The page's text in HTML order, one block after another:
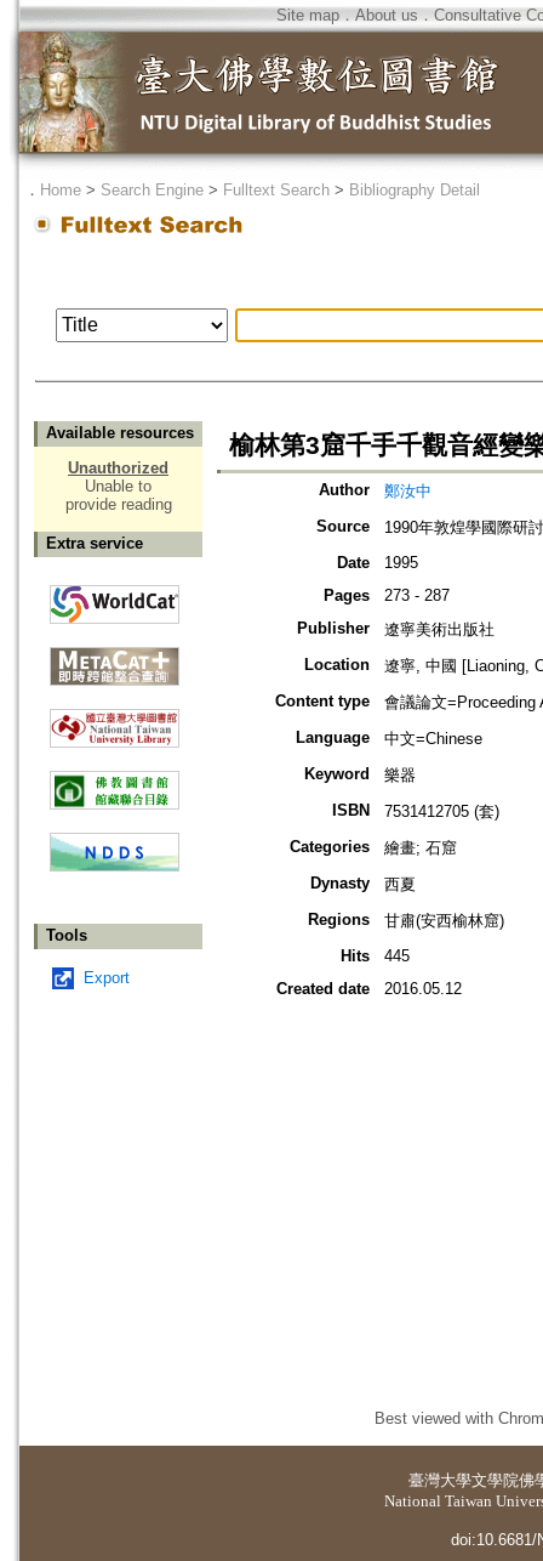
Site map．About us ． Consultative
． Home > Search Engine > Fulltext Search > Bibliography Detail
Available resources
Unauthorized
Unable to
provide reading
Extra service
Tools
Export
榆林第3窟千手千觀音經變
Author
鄭汝中
Source
1990年敦煌學國際研
Date
1995
Pages
273 - 287
Publisher
遼寧美術出版社
Location
遼寧, 中國 [Liaoning,
Content type
會議論文=Proceeding
Language
中文=Chinese
Keyword
樂器
ISBN
7531412705 (套)
Categories
繪畫; 石窟
Dynasty
西夏
Regions
甘肅(安西榆林窟)
Hits
445
Created date
2016.05.12
Best viewed with
臺灣大學文學院佛
National Taiwan
doi:10.6681/